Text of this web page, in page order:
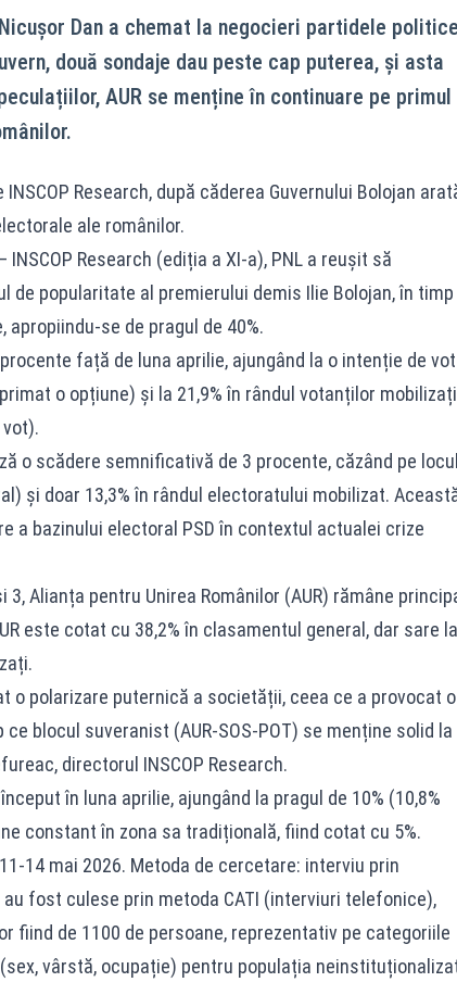
Dan a chemat la negocieri partidele politice
două sondaje dau peste cap puterea, și asta
AUR se menține în continuare pe primul
Research, după căderea Guvernului Bolojan
ale românilor.
INSCOP Research (ediția a XI-a), PNL a reușit să
de popularitate al premierului demis Ilie Bolojan, în timp
apropiindu-se de pragul de 40%.
față de luna aprilie, ajungând la o intenție de
o opțiune) și la 21,9% în rândul votanților mobilizați
o scădere semnificativă de 3 procente, căzând pe
și doar 13,3% în rândul electoratului mobilizat.
a bazinului electoral PSD în contextul actualei crize
Alianța pentru Unirea Românilor (AUR) rămâne
este cotat cu 38,2% în clasamentul general, dar sare la
o polarizare puternică a societății, ceea ce a provocat o
blocul suveranist (AUR-SOS-POT) se menține solid la
directorul INSCOP Research.
în luna aprilie, ajungând la pragul de 10% (10,8%
constant în zona sa tradițională, fiind cotat cu 5%.
14 mai 2026. Metoda de cercetare: interviu prin
fost culese prin metoda CATI (interviuri telefonice),
fiind de 1100 de persoane, reprezentativ pe categoriile
vârstă, ocupație) pentru populația